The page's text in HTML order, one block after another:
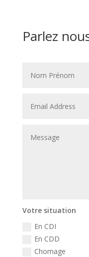
Parlez
Votre situation
En CDI
En CDD
Chomage